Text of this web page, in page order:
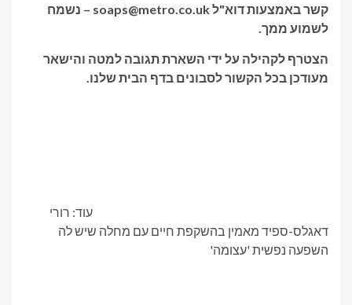
קשר באמצעות דוא"ל soaps@metro.co.uk – נשמח
לשמוע ממך.
הצטרף לקהילה על ידי השארת תגובה למטה והישאר
מעודכן בכל הקשור לסבונים בדף הבית שלנו.
עוד: רורי
דאגלס-ספיד מאמין בהשקפת חיים עם מחלה שיש לה
השפעה נפשית 'עצומה'